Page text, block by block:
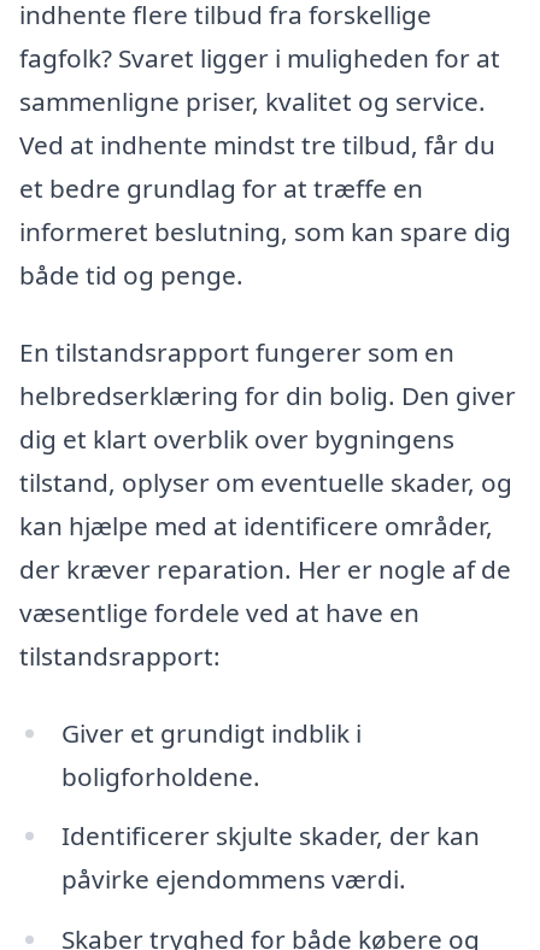
indhente flere tilbud fra forskellige
fagfolk? Svaret ligger i muligheden for at
sammenligne priser, kvalitet og service.
Ved at indhente mindst tre tilbud, får du
et bedre grundlag for at træffe en
informeret beslutning, som kan spare dig
både tid og penge.
En tilstandsrapport fungerer som en
helbredserklæring for din bolig. Den giver
dig et klart overblik over bygningens
tilstand, oplyser om eventuelle skader, og
kan hjælpe med at identificere områder,
der kræver reparation. Her er nogle af de
væsentlige fordele ved at have en
tilstandsrapport:
Giver et grundigt indblik i
boligforholdene.
Identificerer skjulte skader, der kan
påvirke ejendommens værdi.
Skaber tryghed for både købere og